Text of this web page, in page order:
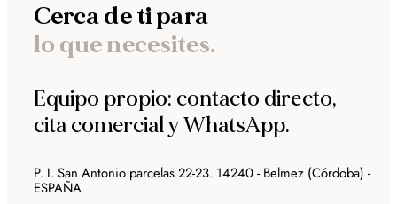
Cerca de ti para
lo que necesites.
Equipo propio: contacto directo,
cita comercial y WhatsApp.
P. I. San Antonio parcelas 22-23. 14240 - Belmez (Córdoba) -
ESPAÑA